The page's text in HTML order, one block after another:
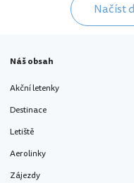
Načíst
Náš obsah
Akční letenky
Destinace
Letiště
Aerolinky
Zájezdy